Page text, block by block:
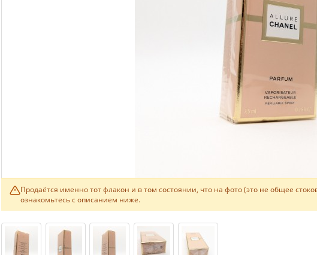
Продаётся именно тот флакон и в том состоянии, что на фото (это не общее
ознакомьтесь с описанием ниже.